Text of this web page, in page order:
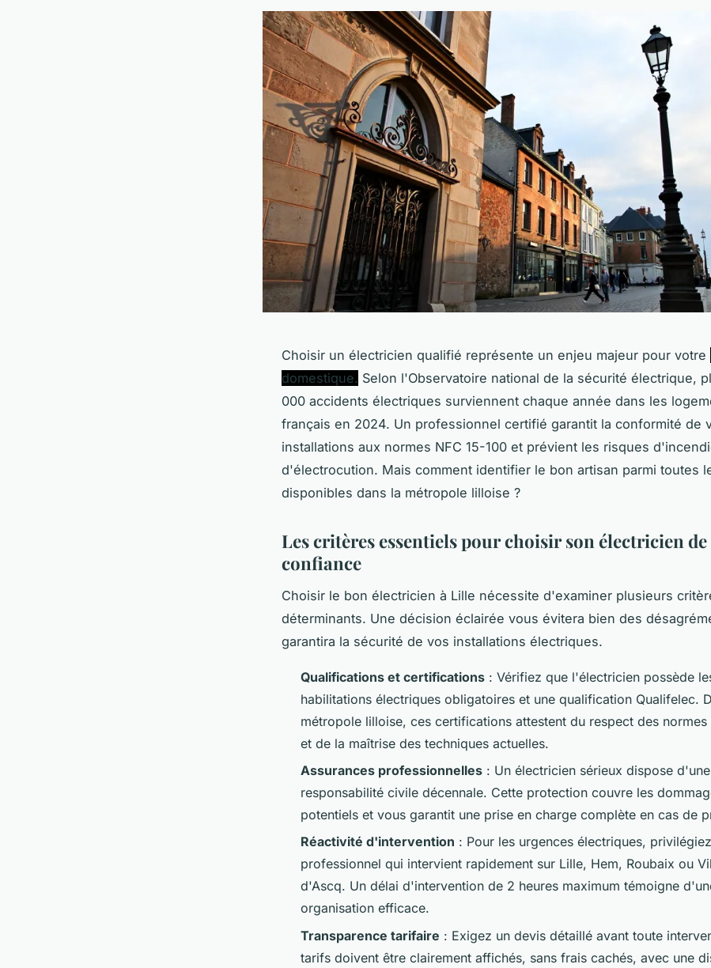
Choisir un électricien qualifié représente un enjeu majeur pour votre
domestique. Selon l'Observatoire national de la sécurité électrique,
000 accidents électriques surviennent chaque année dans les
français en 2024. Un professionnel certifié garantit la conformité de
installations aux normes NFC 15-100 et prévient les risques
d'électrocution. Mais comment identifier le bon artisan parmi toutes
disponibles dans la métropole lilloise ?
Les critères essentiels pour choisir son électricien de
confiance
Choisir le bon électricien à Lille nécessite d'examiner plusieurs
déterminants. Une décision éclairée vous évitera bien des
garantira la sécurité de vos installations électriques.
Qualifications et certifications : Vérifiez que l'électricien possède
habilitations électriques obligatoires et une qualification Qualifelec.
métropole lilloise, ces certifications attestent du respect des normes
et de la maîtrise des techniques actuelles.
Assurances professionnelles : Un électricien sérieux dispose
responsabilité civile décennale. Cette protection couvre les
potentiels et vous garantit une prise en charge complète en cas de
Réactivité d'intervention : Pour les urgences électriques,
professionnel qui intervient rapidement sur Lille, Hem, Roubaix ou
d'Ascq. Un délai d'intervention de 2 heures maximum témoigne
organisation efficace.
Transparence tarifaire : Exigez un devis détaillé avant toute
tarifs doivent être clairement affichés, sans frais cachés, avec une